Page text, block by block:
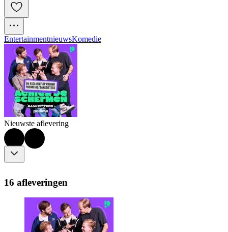
EntertainmentnieuwsKomedie
Nieuwste aflevering
16 afleveringen